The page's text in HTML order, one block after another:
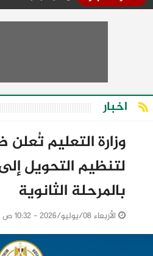
اخبار
وزارة التعليم
لتنظيم التحويل
بالمرحلة الثانوية
الأربعاء 08/يوليو/2026 - 10:32 ص